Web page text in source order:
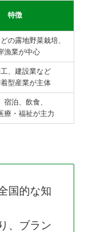
特徴
の露地野菜栽培、
漁業が中心
、建設業など
型産業が主体
宿泊、飲食、
療・福祉が主力
国的な知
、ブラン